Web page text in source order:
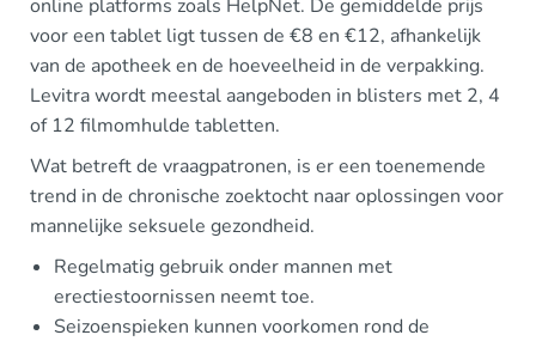
online platforms zoals HelpNet. De gemiddelde prijs
voor een tablet ligt tussen de €8 en €12, afhankelijk
van de apotheek en de hoeveelheid in de verpakking.
Levitra wordt meestal aangeboden in blisters met 2, 4
of 12 filmomhulde tabletten.
Wat betreft de vraagpatronen, is er een toenemende
trend in de chronische zoektocht naar oplossingen voor
mannelijke seksuele gezondheid.
Regelmatig gebruik onder mannen met
erectiestoornissen neemt toe.
Seizoenspieken kunnen voorkomen rond de